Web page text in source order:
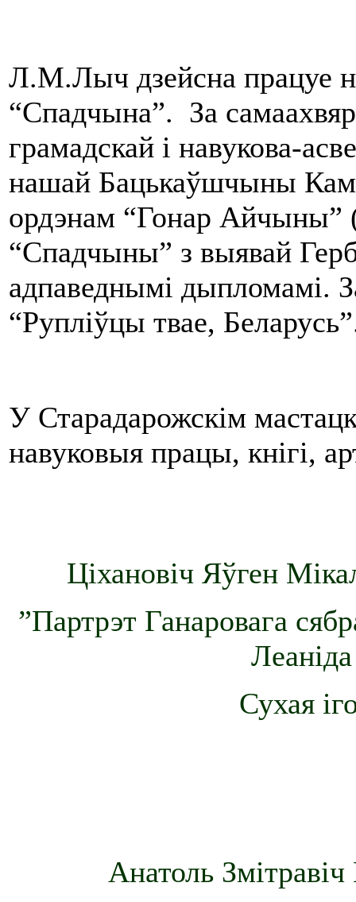
Л.М.Лыч дзейсна працуе
“Спадчына”. За
грамадскай і навукова-
нашай Бацькаўшчыны
ордэнам “Гонар Айчыны”
“Спадчыны” з выявай
адпаведнымі дыпломамі.
“Рупліўцы твае,
У Старадарожскім
навуковыя працы, кнігі,
Ціхановіч Яўген
”Партрэт Ганаровага
Сухая
Анатоль